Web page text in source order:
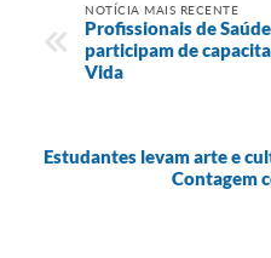
NOTÍCIA MAIS RECENTE
Profissionais de
participam de
Vida
Estudantes levam arte e
Contagem